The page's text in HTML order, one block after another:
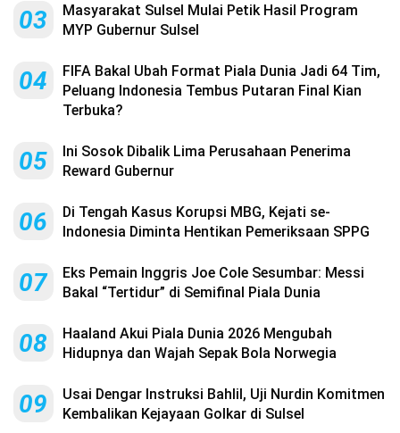
03
Masyarakat Sulsel Mulai Petik Hasil Program
MYP Gubernur Sulsel
04
FIFA Bakal Ubah Format Piala Dunia Jadi 64 Tim,
Peluang Indonesia Tembus Putaran Final Kian
Terbuka?
05
Ini Sosok Dibalik Lima Perusahaan Penerima
Reward Gubernur
06
Di Tengah Kasus Korupsi MBG, Kejati se-
Indonesia Diminta Hentikan Pemeriksaan SPPG
07
Eks Pemain Inggris Joe Cole Sesumbar: Messi
Bakal “Tertidur” di Semifinal Piala Dunia
08
Haaland Akui Piala Dunia 2026 Mengubah
Hidupnya dan Wajah Sepak Bola Norwegia
09
Usai Dengar Instruksi Bahlil, Uji Nurdin Komitmen
Kembalikan Kejayaan Golkar di Sulsel